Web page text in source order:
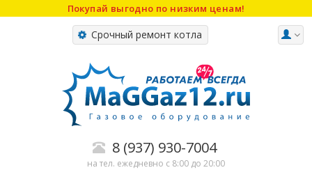
Покупай выгодно по низким ценам!
Срочный ремонт котла
8 (937) 930-7004
на тел. ежедневно с 8:00 до 20:00